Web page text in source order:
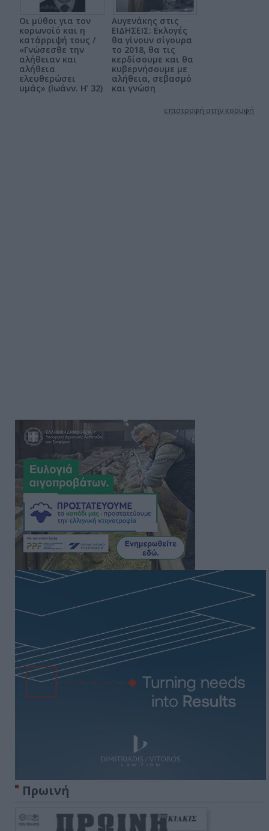
Οι μύθοι για τον
κορωνοϊό και η
κατάρριψή τους /
«Γνώσεσθε την
αλήθειαν και
αλήθεια
ελευθερώσει
υμάς» (Ιωάνν. Η’ 32)
Αυγενάκης στις
ΕΙΔΗΣΕΙΣ: Εκλογές
θα γίνουν σίγουρα
το 2018, θα τις
κερδίσουμε και θα
κυβερνήσουμε με
αλήθεια, σεβασμό
και γνώση
επιστροφή στην κορυφή
Πρωινή